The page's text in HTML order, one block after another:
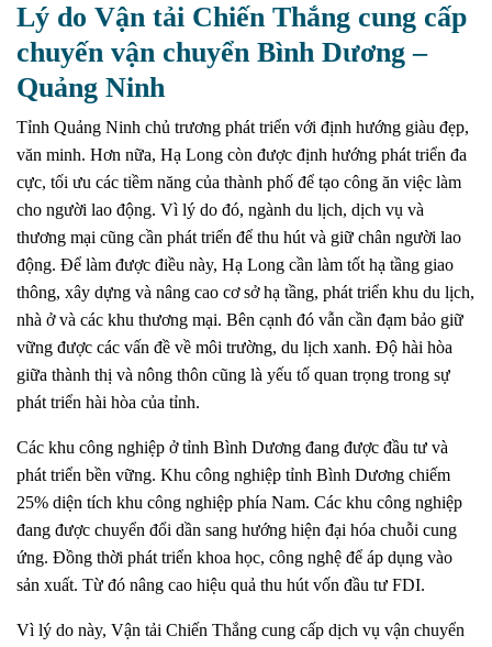
Lý do Vận tải Chiến Thắng cung cấp
chuyến vận chuyển Bình Dương –
Quảng Ninh
Tỉnh Quảng Ninh chủ trương phát triển với định hướng giàu đẹp,
văn minh. Hơn nữa, Hạ Long còn được định hướng phát triển đa
cực, tối ưu các tiềm năng của thành phố để tạo công ăn việc làm
cho người lao động. Vì lý do đó, ngành du lịch, dịch vụ và
thương mại cũng cần phát triển để thu hút và giữ chân người lao
động. Để làm được điều này, Hạ Long cần làm tốt hạ tầng giao
thông, xây dựng và nâng cao cơ sở hạ tầng, phát triển khu du lịch,
nhà ở và các khu thương mại. Bên cạnh đó vẫn cần đạm bảo giữ
vững được các vấn đề về môi trường, du lịch xanh. Độ hài hòa
giữa thành thị và nông thôn cũng là yếu tố quan trọng trong sự
phát triển hài hòa của tỉnh.
Các khu công nghiệp ở tỉnh Bình Dương đang được đầu tư và
phát triển bền vững. Khu công nghiệp tỉnh Bình Dương chiếm
25% diện tích khu công nghiệp phía Nam. Các khu công nghiệp
đang được chuyển đổi dần sang hướng hiện đại hóa chuỗi cung
ứng. Đồng thời phát triển khoa học, công nghệ để áp dụng vào
sản xuất. Từ đó nâng cao hiệu quả thu hút vốn đầu tư FDI.
Vì lý do này, Vận tải Chiến Thắng cung cấp dịch vụ vận chuyển